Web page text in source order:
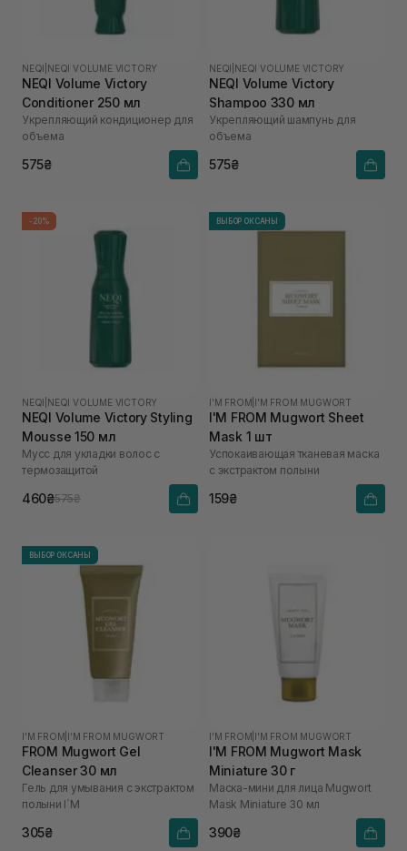
NEQI NEQI VOLUME VICTORY
NEQI Volume Victory
Conditioner 250 мл
Укрепляющий кондиционер для
объема
575₴
NEQI NEQI VOLUME VICTORY
NEQI Volume Victory
Shampoo 330 мл
Укрепляющий шампунь для
объема
575₴
-20%
NEQI NEQI VOLUME VICTORY
NEQI Volume Victory Styling
Mousse 150 мл
Мусс для укладки волос с
термозащитой
460₴575₴
ВЫБОР ОКСАНЫ
I'M FROM I'M FROM MUGWORT
I'M FROM Mugwort Sheet
Mask 1 шт
Успокаивающая тканевая маска
с экстрактом полыни
159₴
ВЫБОР ОКСАНЫ
I'M FROM I'M FROM MUGWORT
FROM Mugwort Gel
Cleanser 30 мл
Гель для умывания с экстрактом
полыни I`M
305₴
I'M FROM I'M FROM MUGWORT
I'M FROM Mugwort Mask
Miniature 30 г
Маска-мини для лица Mugwort
Mask Miniature 30 мл
390₴